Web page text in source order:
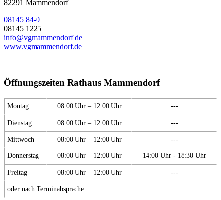
82291 Mammendorf
08145 84-0
08145 1225
info@vgmammendorf.de
www.vgmammendorf.de
Öffnungszeiten Rathaus Mammendorf
Montag 08:00 Uhr – 12:00 Uhr ---
Dienstag 08:00 Uhr – 12:00 Uhr ---
Mittwoch 08:00 Uhr – 12:00 Uhr ---
Donnerstag 08:00 Uhr – 12:00 Uhr 14:00 Uhr - 18:30 Uhr
Freitag 08:00 Uhr – 12:00 Uhr ---
oder nach Terminabsprache